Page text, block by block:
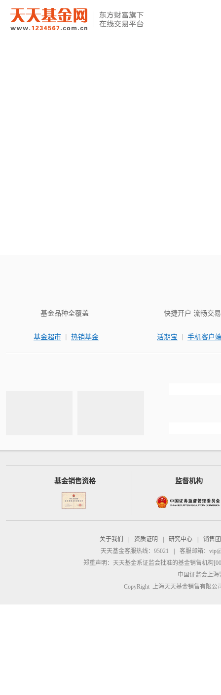
基金品种全覆盖
基金超市 | 热销基金
快捷开户 流畅交易
活期宝 | 手机客户
基金销售资格 监督机构
关于我们 资质证明 研究中心
销售
天天基金客服热线：95021
客服邮箱：
郑重声明： 天天基金系证监会批准的基金销售机构
中国证监会上
CopyRight 上海天天基金销售有限